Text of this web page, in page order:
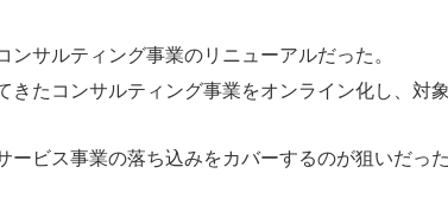
サルティング事業のリニューアルだった。
たコンサルティング事業をオンライン化し、対
ビス事業の落ち込みをカバーするのが狙いだった